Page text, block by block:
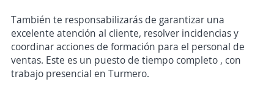
También te responsabilizarás de garantizar una
excelente atención al cliente, resolver incidencias y
coordinar acciones de formación para el personal de
ventas. Este es un puesto de tiempo completo , con
trabajo presencial en Turmero.